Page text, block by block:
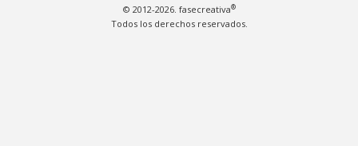
© 2012-2026. fasecreativa®
Todos los derechos reservados.